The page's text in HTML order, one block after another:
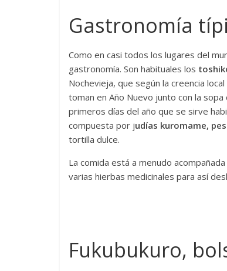
Gastronomía
Como en casi todos los lugares del
gastronomía. Son habituales los
Nochevieja, que según la creencia
toman en Año Nuevo junto con la
primeros días del año que se sirve
compuesta por judías kuromame,
tortilla dulce.
La comida está a menudo
varias hierbas medicinales para así
Fukubukuro,